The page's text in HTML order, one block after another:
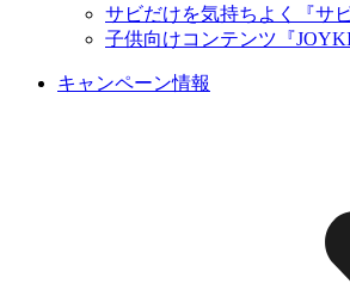
サビだけを気持ちよく『サビ
子供向けコンテンツ『
キャンペーン情報